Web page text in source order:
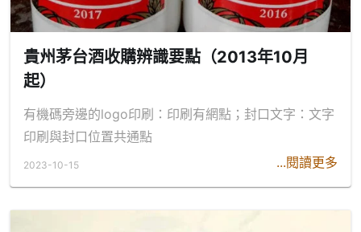
貴州茅台酒收購辨識要點（2013年10月
起）
有機碼旁邊的logo印刷：印刷有網點；封口文字：文字
印刷與封口位置共通點
...閱讀更多
2023-10-15